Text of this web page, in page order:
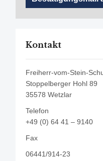
Kontakt
Freiherr-vom-Stein-
Stoppelberger Hohl 89
35578 Wetzlar
Telefon
+49 (0) 64 41 – 9140
Fax
06441/914-23